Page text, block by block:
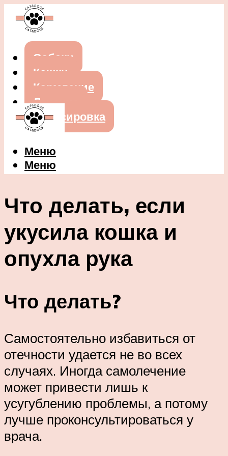
Собаки
Кошки
Кормление
Лечение
Дрессировка
Меню
Меню
Что делать, если
укусила кошка и
опухла рука
Что делать?
Самостоятельно избавиться от
отечности удается не во всех
случаях. Иногда самолечение
может привести лишь к
усугублению проблемы, а потому
лучше проконсультироваться у
врача.